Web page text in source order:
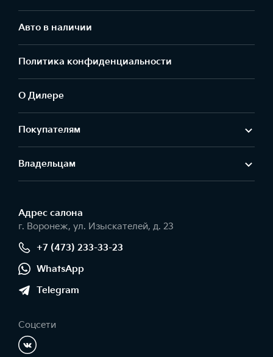
Авто в наличии
Политика конфиденциальности
О Дилере
Покупателям
Владельцам
Адрес салонa
г. Воронеж, ул. Изыскателей, д. 23
+7 (473) 233-33-23
WhatsApp
Telegram
Соцсети